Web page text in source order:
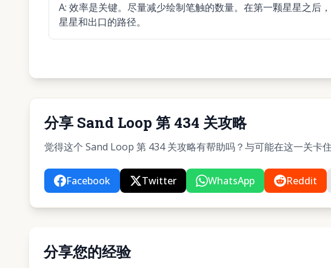
A: 效率是关键。尽量减少绘制笔触的数量。在第一颗星星之后
星星和出口的路径。
分享 Sand Loop 第 434 关攻略
觉得这个 Sand Loop 第 434 关攻略有帮助吗？与可能在这一关卡
Facebook Twitter WhatsApp Reddit
分享您的经验